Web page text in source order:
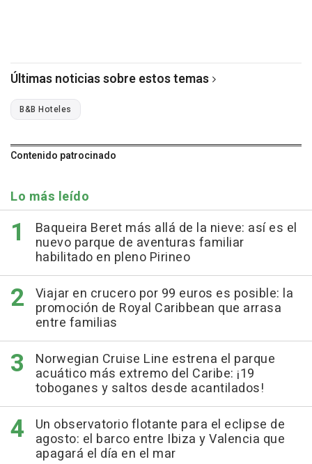
Últimas noticias sobre estos temas
B&B Hoteles
Contenido patrocinado
Lo más leído
Baqueira Beret más allá de la nieve: así es el
nuevo parque de aventuras familiar
habilitado en pleno Pirineo
Viajar en crucero por 99 euros es posible: la
promoción de Royal Caribbean que arrasa
entre familias
Norwegian Cruise Line estrena el parque
acuático más extremo del Caribe: ¡19
toboganes y saltos desde acantilados!
Un observatorio flotante para el eclipse de
agosto: el barco entre Ibiza y Valencia que
apagará el día en el mar